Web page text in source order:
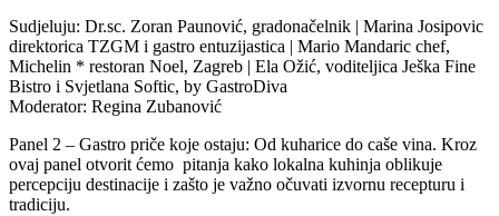
Sudjeluju: Dr.sc. Zoran Paunović, gradonačelnik | Marina Josipovic
direktorica TZGM i gastro entuzijastica | Mario Mandaric chef,
Michelin * restoran Noel, Zagreb | Ela Ožić, voditeljica Ješka Fine
Bistro i Svjetlana Softic, by GastroDiva
Moderator: Regina Zubanović
Panel 2 – Gastro priče koje ostaju: Od kuharice do caše vina. Kroz
ovaj panel otvorit ćemo pitanja kako lokalna kuhinja oblikuje
percepciju destinacije i zašto je važno očuvati izvornu recepturu i
tradiciju.